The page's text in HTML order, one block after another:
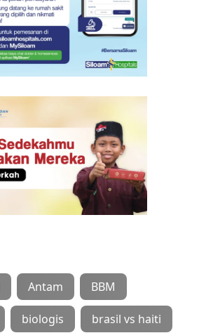
Antam BBM
biologis brasil vs haiti